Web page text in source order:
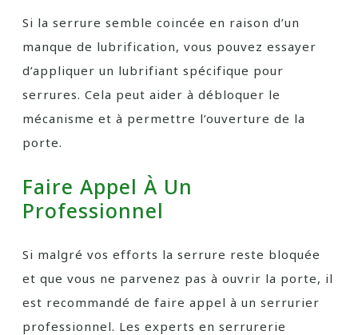
Si la serrure semble coincée en raison d’un
manque de lubrification, vous pouvez essayer
d’appliquer un lubrifiant spécifique pour
serrures. Cela peut aider à débloquer le
mécanisme et à permettre l’ouverture de la
porte.
Faire Appel À Un
Professionnel
Si malgré vos efforts la serrure reste bloquée
et que vous ne parvenez pas à ouvrir la porte, il
est recommandé de faire appel à un serrurier
professionnel. Les experts en serrurerie